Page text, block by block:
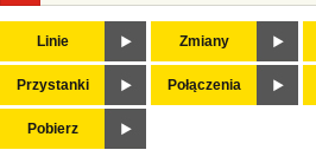
Linie Zmiany
Przystanki Połączenia
Pobierz